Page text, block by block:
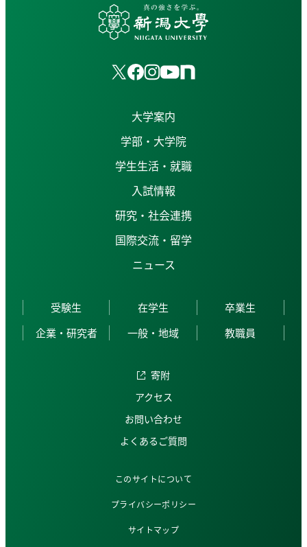
大学案内
学部・大学院
学生生活・就職
入試情報
研究・社会連携
国際交流・留学
ニュース
受験生 在学生
卒業生
企業・研究者
一般・地域 教職員
寄附
アクセス
お問い合わせ
よくあるご質問
このサイトについて
プライバシーポリシー
サイトマップ